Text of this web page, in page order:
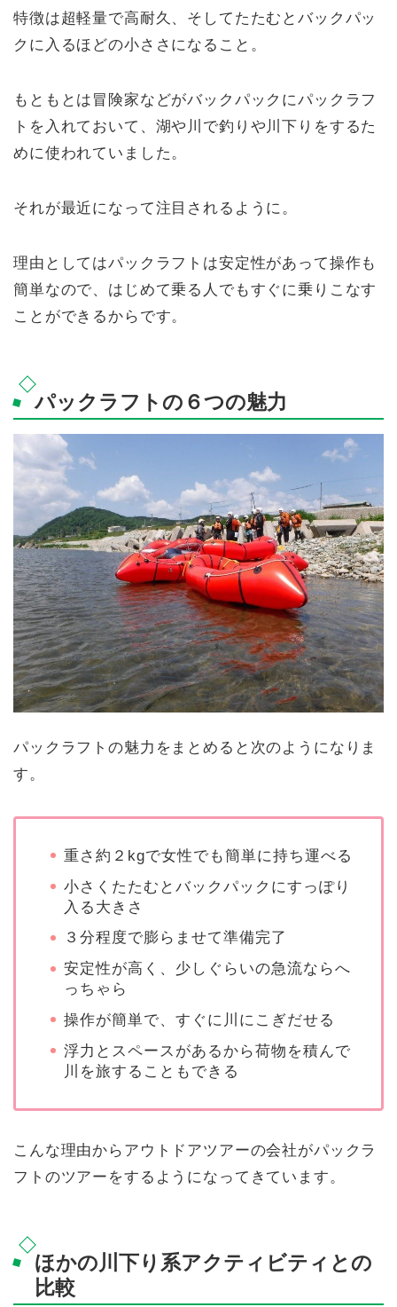
特徴は超軽量で高耐久、そしてたたむとバックパッ
クに入るほどの小ささになること。
もともとは冒険家などがバックパックにパックラフ
トを入れておいて、湖や川で釣りや川下りをするた
めに使われていました。
それが最近になって注目されるように。
理由としてはパックラフトは安定性があって操作も
簡単なので、はじめて乗る人でもすぐに乗りこなす
ことができるからです。
パックラフトの６つの魅力
パックラフトの魅力をまとめると次のようになりま
す。
重さ約２kgで女性でも簡単に持ち運べる
小さくたたむとバックパックにすっぽり
入る大きさ
３分程度で膨らませて準備完了
安定性が高く、少しぐらいの急流ならへ
っちゃら
操作が簡単で、すぐに川にこぎだせる
浮力とスペースがあるから荷物を積んで
川を旅することもできる
こんな理由からアウトドアツアーの会社がパックラ
フトのツアーをするようになってきています。
ほかの川下り系アクティビティとの
比較